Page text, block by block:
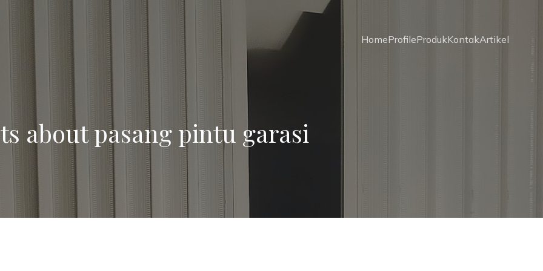
HomeProfileProdukKontakArtikel
about pasang pintu garasi